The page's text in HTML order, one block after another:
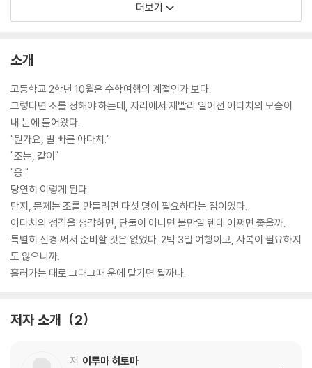
더보기
소개
고등학교 2학년 10월은 수학여행의 계절인가 보다.
그렇다면 조를 정해야 하는데, 자리에서 재빨리 일어선 아다치의 모습이
내 눈에 들어왔다.
"뭔가요, 발 빠른 아다치."
"조는, 같이"
"응."
당연히 이렇게 된다.
단지, 문제는 조를 만들려면 다섯 명이 필요하다는 점이었다.
아다치의 성격을 생각하면, 단둘이 아니면 불만일 텐데 어쩌면 좋을까.
특별히 신경 써서 준비할 것은 없었다. 2박 3일 여행이고, 사복이 필요하지
도 않으니까.
흘러가는 대로 그때그때 운에 맡기면 될까나.
저자 소개 2
저 이루마 히토마